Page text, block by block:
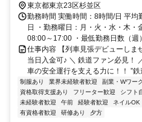
東京都東京23区杉並区
勤務時間 実働時間：8時間/日 平
日 ・勤務曜日：月・火・水・木・
08:00～17:00 ・最低勤務日数（週
仕事内容 【列車見張デビューしま
当日入金可♪ ＼ 鉄道ファン必見！
車の安全運行を支える力に！！ ”鉄
制服あり 業界未経験者歓迎 副業・Wワー
資格取得支援あり
フリーター歓迎 シフト
未経験者歓迎
午前 経験者歓迎 ネイルOK
有資格者歓迎
研修あり 夕方